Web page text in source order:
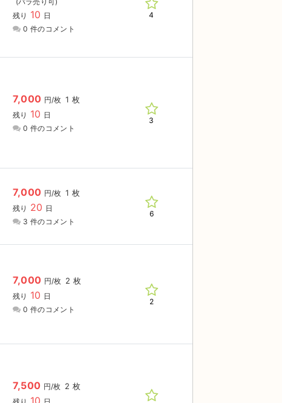
残り 10 日
0 件のコメント
4
7,000 円/枚 1 枚
残り 10 日
0 件のコメント
3
7,000 円/枚 1 枚
残り 20 日
3 件のコメント
6
7,000 円/枚 2 枚
残り 10 日
0 件のコメント
2
7,500 円/枚 2 枚
10